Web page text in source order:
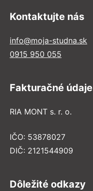
Kontaktujte nás
info@moja-studna.sk
0915 950 055
Fakturačné údaje
RIA MONT s. r. o.
IČO: 53878027
DIČ: 2121544909
Dôležité odkazy